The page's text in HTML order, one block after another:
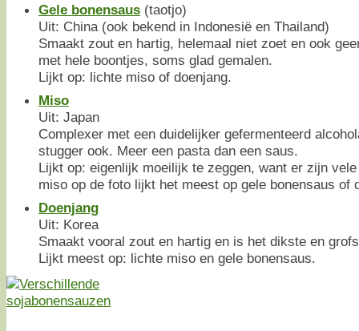
Gele bonensaus (taotjo)
Uit: China (ook bekend in Indonesië en Thailand)
Smaakt zout en hartig, helemaal niet zoet en ook
met hele boontjes, soms glad gemalen.
Lijkt op: lichte miso of doenjang.
Miso
Uit: Japan
Complexer met een duidelijker gefermenteerd
stugger ook. Meer een pasta dan een saus.
Lijkt op: eigenlijk moeilijk te zeggen, want er zijn
miso op de foto lijkt het meest op gele bonensaus of
Doenjang
Uit: Korea
Smaakt vooral zout en hartig en is het dikste en
Lijkt meest op: lichte miso en gele bonensaus.